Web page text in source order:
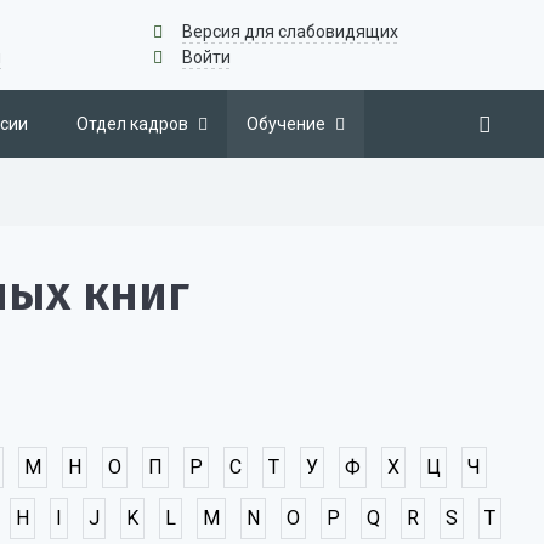
Версия для слабовидящих
Войти
Отдел кадров Обучение
книг
М Н О П Р С Т У Ф Х Ц Ч
H I J K L M N O P Q R S T